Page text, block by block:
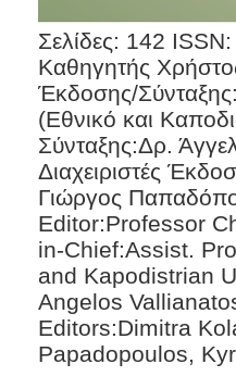
Σελίδες: 142
Καθηγητής
Έκδοσης/
(Εθνικό και
Σύνταξης:Δρ.
Διαχειριστές
Γιώργος
Editor:Professor
in-Chief:Assist.
and Kapodistrian
Angelos
Editors:Dimitra
Papadopoulos,